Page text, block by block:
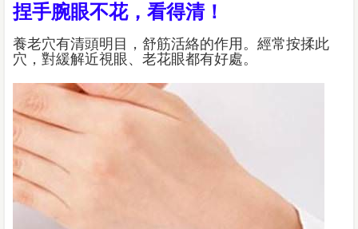
捏手腕眼不花，看得清！
養老穴有清頭明目，舒筋活絡的作用。經常按揉此
穴，對緩解近視眼、老花眼都有好處。